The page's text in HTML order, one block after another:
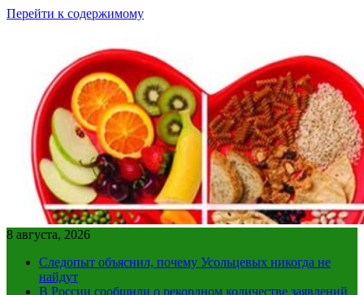
Перейти к содержимому
8 августа, 2026
Следопыт объяснил, почему Усольцевых никогда не
найдут
В России сообщили о рекордном количестве заявлений